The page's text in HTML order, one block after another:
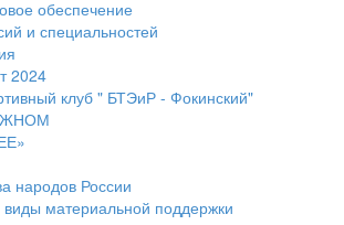
обеспечение
и специальностей
2024
клуб " БТЭиР - Фокинский"
народов России
материальной поддержки